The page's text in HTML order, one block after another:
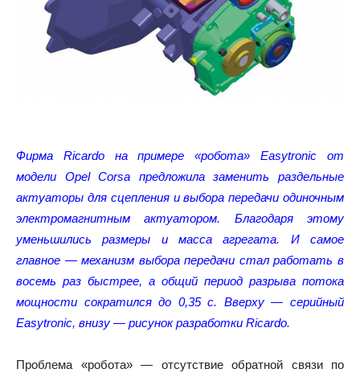
Фирма Ricardo на примере «робота» Easytronic от
модели Opel Corsa предложила заменить раздельные
актуаторы для сцепления и выбора передачи одиночным
электромагнитным актуатором. Благодаря этому
уменьшились размеры и масса агрегата. И самое
главное — механизм выбора передачи стал работать в
восемь раз быстрее, а общий период разрыва потока
мощности сократился до 0,35 с. Вверху — серийный
Easytronic, внизу — рисунок разработки Ricardo.
Проблема «робота» — отсутствие обратной связи по